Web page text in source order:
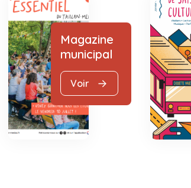
Magazine
municipal
Voir